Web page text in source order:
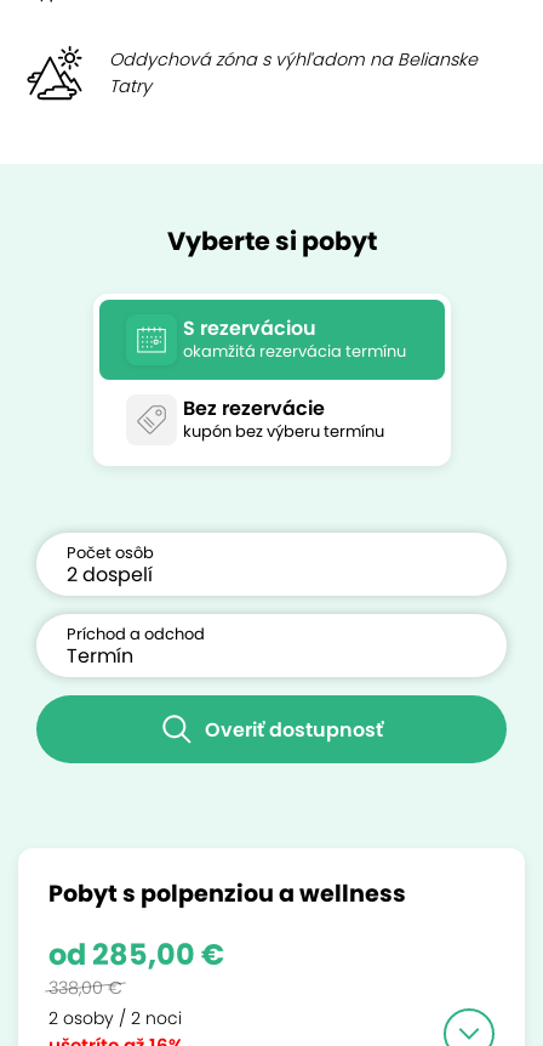
Oddychová zóna s výhľadom na Belianske
Tatry
Vyberte si pobyt
S rezerváciou
okamžitá rezervácia termínu
Bez rezervácie
kupón bez výberu termínu
Počet osôb
Príchod a odchod
Overiť dostupnosť
Pobyt s polpenziou a wellness
od 285,00 €
338,00 €
2 osoby / 2 noci